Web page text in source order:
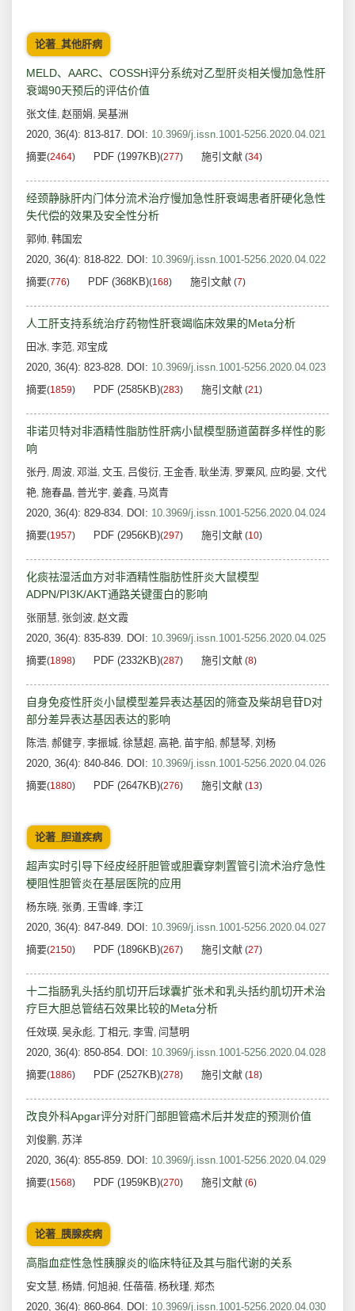
论著_其他肝病
MELD、AARC、COSSH评分系统对乙型肝炎相关慢加急性肝
衰竭90天预后的评估价值
张文佳, 赵丽娟, 吴基洲
2020, 36(4): 813-817. DOI: 10.3969/j.issn.1001-5256.2020.04.021
摘要(2464) PDF (1997KB)(277) 施引文献 (34)
经颈静脉肝内门体分流术治疗慢加急性肝衰竭患者肝硬化急性
失代偿的效果及安全性分析
郭帅, 韩国宏
2020, 36(4): 818-822. DOI: 10.3969/j.issn.1001-5256.2020.04.022
摘要(776) PDF (368KB)(168) 施引文献 (7)
人工肝支持系统治疗药物性肝衰竭临床效果的Meta分析
田冰, 李范, 邓宝成
2020, 36(4): 823-828. DOI: 10.3969/j.issn.1001-5256.2020.04.023
摘要(1859) PDF (2585KB)(283) 施引文献 (21)
非诺贝特对非酒精性脂肪性肝病小鼠模型肠道菌群多样性的影
响
张丹, 周波, 邓溢, 文玉, 吕俊衍, 王金香, 耿坐涛, 罗粟风, 应昀晏, 文代
艳, 施春晶, 普光宇, 姜鑫, 马岚青
2020, 36(4): 829-834. DOI: 10.3969/j.issn.1001-5256.2020.04.024
摘要(1957) PDF (2956KB)(297) 施引文献 (10)
化痰祛湿活血方对非酒精性脂肪性肝炎大鼠模型
ADPN/PI3K/AKT通路关键蛋白的影响
张丽慧, 张剑波, 赵文霞
2020, 36(4): 835-839. DOI: 10.3969/j.issn.1001-5256.2020.04.025
摘要(1898) PDF (2332KB)(287) 施引文献 (8)
自身免疫性肝炎小鼠模型差异表达基因的筛查及柴胡皂苷D对
部分差异表达基因表达的影响
陈浩, 郝健亨, 李振城, 徐慧超, 高艳, 苗宇船, 郝慧琴, 刘杨
2020, 36(4): 840-846. DOI: 10.3969/j.issn.1001-5256.2020.04.026
摘要(1880) PDF (2647KB)(276) 施引文献 (13)
论著_胆道疾病
超声实时引导下经皮经肝胆管或胆囊穿刺置管引流术治疗急性
梗阻性胆管炎在基层医院的应用
杨东晓, 张勇, 王雪峰, 李江
2020, 36(4): 847-849. DOI: 10.3969/j.issn.1001-5256.2020.04.027
摘要(2150) PDF (1896KB)(267) 施引文献 (27)
十二指肠乳头括约肌切开后球囊扩张术和乳头括约肌切开术治
疗巨大胆总管结石效果比较的Meta分析
任效瑛, 吴永彪, 丁相元, 李雪, 闫慧明
2020, 36(4): 850-854. DOI: 10.3969/j.issn.1001-5256.2020.04.028
摘要(1886) PDF (2527KB)(278) 施引文献 (18)
改良外科Apgar评分对肝门部胆管癌术后并发症的预测价值
刘俊鹏, 苏洋
2020, 36(4): 855-859. DOI: 10.3969/j.issn.1001-5256.2020.04.029
摘要(1568) PDF (1959KB)(270) 施引文献 (6)
论著_胰腺疾病
高脂血症性急性胰腺炎的临床特征及其与脂代谢的关系
安文慧, 杨婧, 何旭昶, 任蓓蓓, 杨秋瑾, 郑杰
2020, 36(4): 860-864. DOI: 10.3969/j.issn.1001-5256.2020.04.030